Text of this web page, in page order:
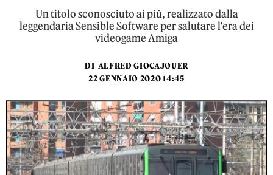
Un titolo sconosciuto ai più, realizzato dalla
leggendaria Sensible Software per salutare l'era dei
videogame Amiga
DI ALFRED GIOCAJOUER
22 GENNAIO 2020 14:45